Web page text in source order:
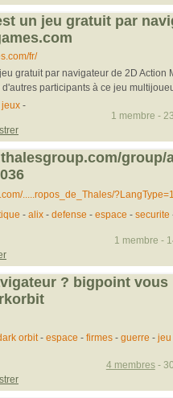
un jeu gratuit par
fr/
gratuit par navigateur de 2D Action
participants à ce jeu
jeux-
1 membre -
group/
.....ropos_de_Thales/
- alix- defense - espace - securite
1 membre -
? bigpoint vous
orbit- espace - firmes- guerre - jeu
4 membres-